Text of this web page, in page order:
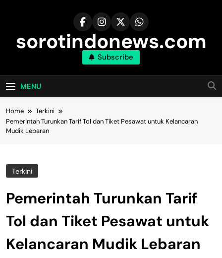
sorotindonews.com
Subscribe
MENU
Home
Terkini
Pemerintah Turunkan Tarif Tol dan Tiket Pesawat untuk Kelancaran
Mudik Lebaran
Terkini
Pemerintah Turunkan Tarif
Tol dan Tiket Pesawat untuk
Kelancaran Mudik Lebaran